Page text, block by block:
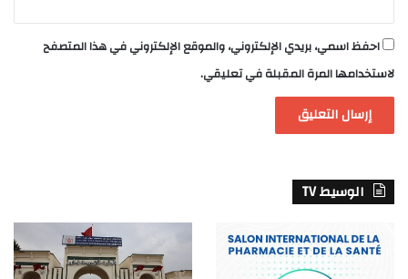
احفظ اسمي، بريدي الإلكتروني، والموقع الإلكتروني في هذا المتصفح
لاستخدامها المرة المقبلة في تعليقي.
الوسيط TV